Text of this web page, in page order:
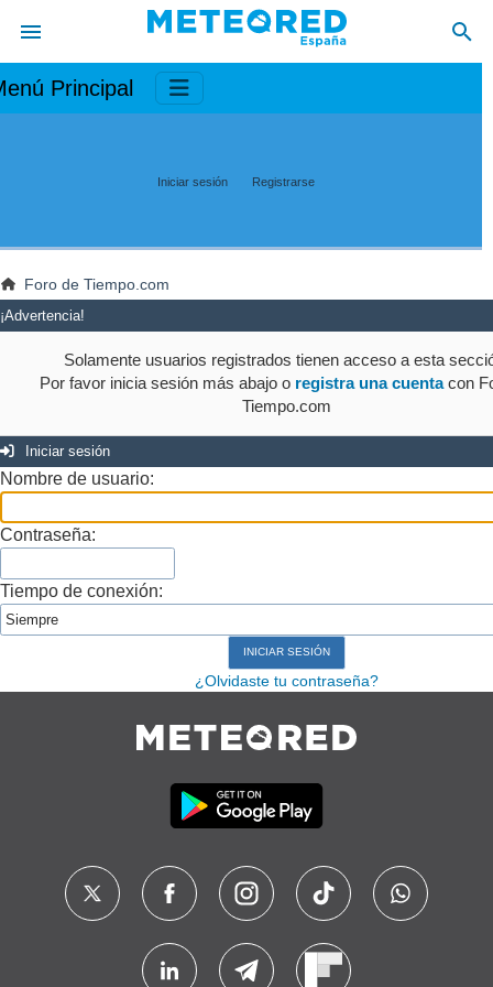
Principal
Iniciar sesión Registrarse
Foro de Tiempo.com
¡Advertencia!
Solamente usuarios registrados tienen acceso a esta
Por favor inicia sesión más abajo o registra una cuentacon
Tiempo.com
Iniciar sesión
Nombre de usuario:
Contraseña:
Tiempo de conexión:
¿Olvidaste tu contraseña?